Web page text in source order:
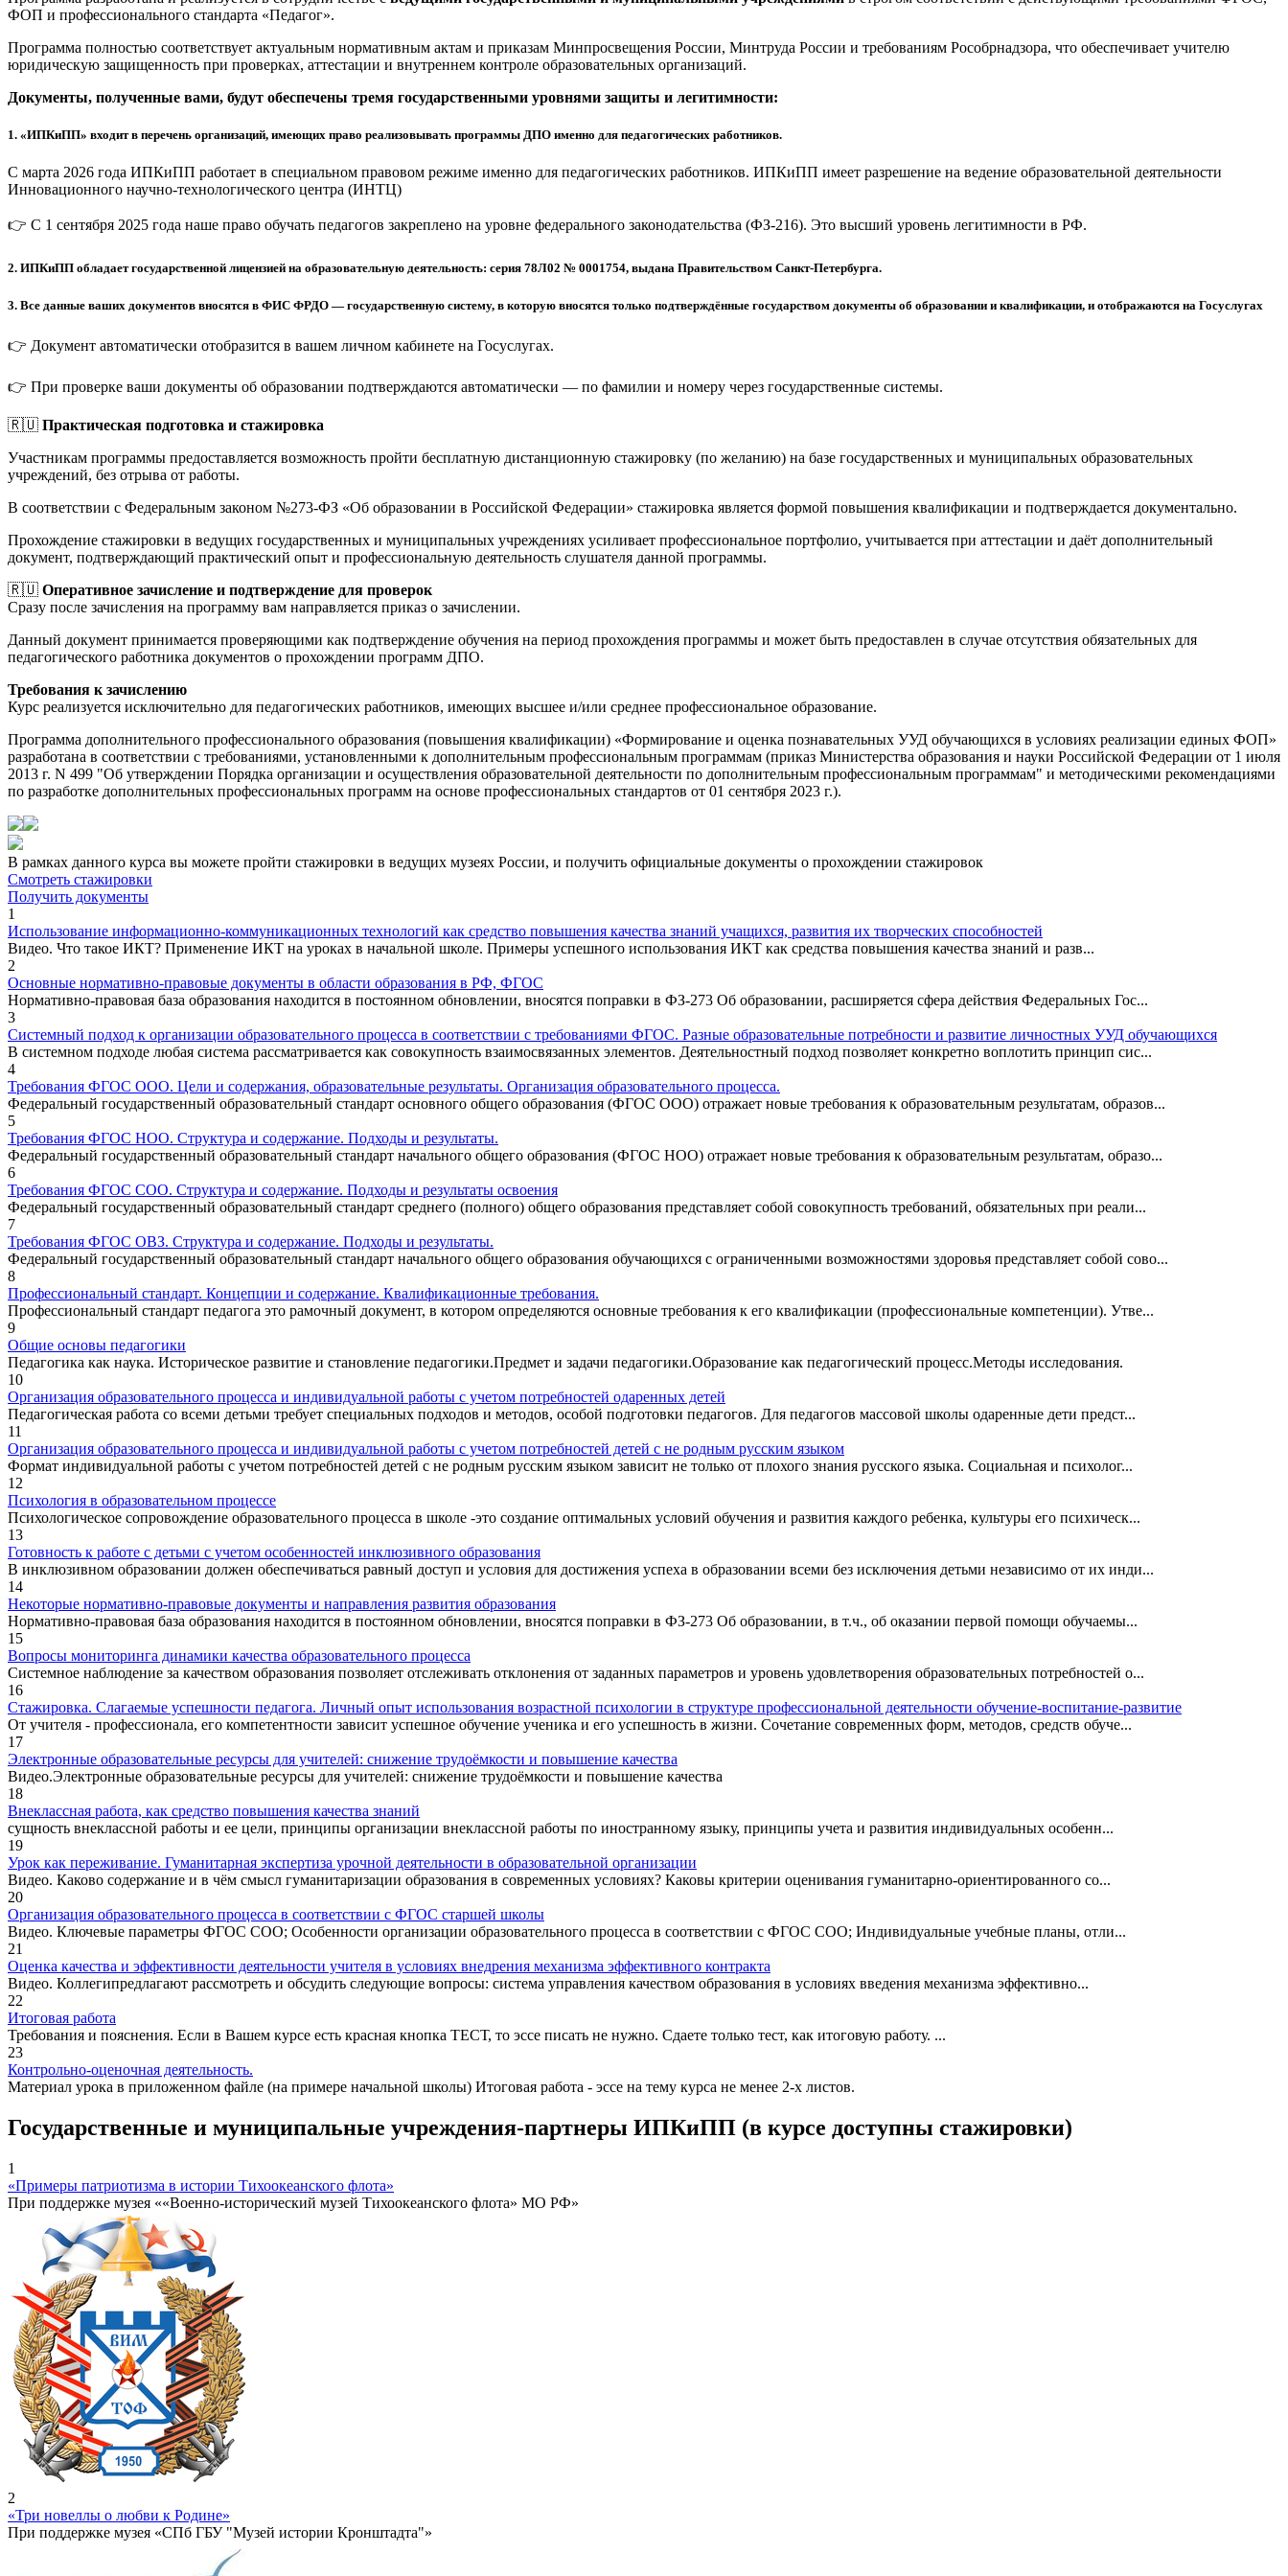
ФОП и профессионального стандарта «Педагог».
Программа полностью соответствует актуальным нормативным актам и приказам Минпросвещения России, Минтруда России и требованиям Рособрнадзора, что обеспечивает учителю
юридическую защищенность при проверках, аттестации и внутреннем контроле образовательных организаций.
Документы, полученные вами, будут обеспечены тремя государственными уровнями защиты и легитимности:
1. «ИПКиПП» входит в перечень организаций, имеющих право реализовывать программы ДПО именно для педагогических работников.
С марта 2026 года ИПКиПП работает в специальном правовом режиме именно для педагогических работников. ИПКиПП имеет разрешение на ведение образовательной деятельности
Инновационного научно-технологического центра (ИНТЦ)
👉 С 1 сентября 2025 года наше право обучать педагогов закреплено на уровне федерального законодательства (ФЗ-216). Это высший уровень легитимности в РФ.
2. ИПКиПП обладает государственной лицензией на образовательную деятельность: серия 78Л02 № 0001754, выдана Правительством Санкт-Петербурга.
3. Все данные ваших документов вносятся в ФИС ФРДО — государственную систему, в которую вносятся только подтверждённые государством документы об образовании и квалификации, и отображаются на Госуслугах
👉 Документ автоматически отобразится в вашем личном кабинете на Госуслугах.
👉 При проверке ваши документы об образовании подтверждаются автоматически — по фамилии и номеру через государственные системы.
🇷🇺 Практическая подготовка и стажировка
Участникам программы предоставляется возможность пройти бесплатную дистанционную стажировку (по желанию) на базе государственных и муниципальных образовательных
учреждений, без отрыва от работы.
В соответствии с Федеральным законом №273-ФЗ «Об образовании в Российской Федерации» стажировка является формой повышения квалификации и подтверждается документально.
Прохождение стажировки в ведущих государственных и муниципальных учреждениях усиливает профессиональное портфолио, учитывается при аттестации и даёт дополнительный
документ, подтверждающий практический опыт и профессиональную деятельность слушателя данной программы.
🇷🇺 Оперативное зачисление и подтверждение для проверок
Сразу после зачисления на программу вам направляется приказ о зачислении.
Данный документ принимается проверяющими как подтверждение обучения на период прохождения программы и может быть предоставлен в случае отсутствия обязательных для
педагогического работника документов о прохождении программ ДПО.
Требования к зачислению
Курс реализуется исключительно для педагогических работников, имеющих высшее и/или среднее профессиональное образование.
Программа дополнительного профессионального образования (повышения квалификации) «Формирование и оценка познавательных УУД обучающихся в условиях реализации единых ФОП»
разработана в соответствии с требованиями, установленными к дополнительным профессиональным программам (приказ Министерства образования и науки Российской Федерации от 1 июля
2013 г. N 499 "Об утверждении Порядка организации и осуществления образовательной деятельности по дополнительным профессиональным программам" и методическими рекомендациями
по разработке дополнительных профессиональных программ на основе профессиональных стандартов от 01 сентября 2023 г.).
В рамках данного курса вы можете пройти стажировки в ведущих музеях России, и получить официальные документы о прохождении стажировок
Смотреть стажировки
Получить документы
1
Использование информационно-коммуникационных технологий как средство повышения качества знаний учащихся, развития их творческих способностей
Видео. Что такое ИКТ? Применение ИКТ на уроках в начальной школе. Примеры успешного использования ИКТ как средства повышения качества знаний и разв...
2
Основные нормативно-правовые документы в области образования в РФ, ФГОС
Нормативно-правовая база образования находится в постоянном обновлении, вносятся поправки в ФЗ-273 Об образовании, расширяется сфера действия Федеральных Гос...
3
Системный подход к организации образовательного процесса в соответствии с требованиями ФГОС. Разные образовательные потребности и развитие личностных УУД обучающихся
В системном подходе любая система рассматривается как совокупность взаимосвязанных элементов. Деятельностный подход позволяет конкретно воплотить принцип сис...
4
Требования ФГОС ООО. Цели и содержания, образовательные результаты. Организация образовательного процесса.
Федеральный государственный образовательный стандарт основного общего образования (ФГОС ООО) отражает новые требования к образовательным результатам, образов...
5
Требования ФГОС НОО. Структура и содержание. Подходы и результаты.
Федеральный государственный образовательный стандарт начального общего образования (ФГОС НОО) отражает новые требования к образовательным результатам, образо...
6
Требования ФГОС СОО. Структура и содержание. Подходы и результаты освоения
Федеральный государственный образовательный стандарт среднего (полного) общего образования представляет собой совокупность требований, обязательных при реали...
7
Требования ФГОС ОВЗ. Структура и содержание. Подходы и результаты.
Федеральный государственный образовательный стандарт начального общего образования обучающихся с ограниченными возможностями здоровья представляет собой сово...
8
Профессиональный стандарт. Концепции и содержание. Квалификационные требования.
Профессиональный стандарт педагога это рамочный документ, в котором определяются основные требования к его квалификации (профессиональные компетенции). Утве...
9
Общие основы педагогики
Педагогика как наука. Историческое развитие и становление педагогики.Предмет и задачи педагогики.Образование как педагогический процесс.Методы исследования.
10
Организация образовательного процесса и индивидуальной работы с учетом потребностей одаренных детей
Педагогическая работа со всеми детьми требует специальных подходов и методов, особой подготовки педагогов. Для педагогов массовой школы одаренные дети предст...
11
Организация образовательного процесса и индивидуальной работы с учетом потребностей детей с не родным русским языком
Формат индивидуальной работы с учетом потребностей детей с не родным русским языком зависит не только от плохого знания русского языка. Социальная и психолог...
12
Психология в образовательном процессе
Психологическое сопровождение образовательного процесса в школе -это создание оптимальных условий обучения и развития каждого ребенка, культуры его психическ...
13
Готовность к работе с детьми с учетом особенностей инклюзивного образования
В инклюзивном образовании должен обеспечиваться равный доступ и условия для достижения успеха в образовании всеми без исключения детьми независимо от их инди...
14
Некоторые нормативно-правовые документы и направления развития образования
Нормативно-правовая база образования находится в постоянном обновлении, вносятся поправки в ФЗ-273 Об образовании, в т.ч., об оказании первой помощи обучаемы...
15
Вопросы мониторинга динамики качества образовательного процесса
Системное наблюдение за качеством образования позволяет отслеживать отклонения от заданных параметров и уровень удовлетворения образовательных потребностей о...
16
Стажировка. Слагаемые успешности педагога. Личный опыт использования возрастной психологии в структуре профессиональной деятельности обучение-воспитание-развитие
От учителя - профессионала, его компетентности зависит успешное обучение ученика и его успешность в жизни. Сочетание современных форм, методов, средств обуче...
17
Электронные образовательные ресурсы для учителей: снижение трудоёмкости и повышение качества
Видео.Электронные образовательные ресурсы для учителей: снижение трудоёмкости и повышение качества
18
Внеклассная работа, как средство повышения качества знаний
сущность внеклассной работы и ее цели, принципы организации внеклассной работы по иностранному языку, принципы учета и развития индивидуальных особенн...
19
Урок как переживание. Гуманитарная экспертиза урочной деятельности в образовательной организации
Видео. Каково содержание и в чём смысл гуманитаризации образования в современных условиях? Каковы критерии оценивания гуманитарно-ориентированного со...
20
Организация образовательного процесса в соответствии с ФГОС старшей школы
Видео. Ключевые параметры ФГОС СОО; Особенности организации образовательного процесса в соответствии с ФГОС СОО; Индивидуальные учебные планы, отли...
21
Оценка качества и эффективности деятельности учителя в условиях внедрения механизма эффективного контракта
Видео. Коллегипредлагают рассмотреть и обсудить следующие вопросы: система управления качеством образования в условиях введения механизма эффективно...
22
Итоговая работа
Требования и пояснения. Если в Вашем курсе есть красная кнопка ТЕСТ, то эссе писать не нужно. Сдаете только тест, как итоговую работу. ...
23
Контрольно-оценочная деятельность.
Материал урока в приложенном файле (на примере начальной школы) Итоговая работа - эссе на тему курса не менее 2-х листов.
Государственные и муниципальные учреждения-партнеры ИПКиПП (в курсе доступны стажировки)
1
«Примеры патриотизма в истории Тихоокеанского флота»
При поддержке музея ««Военно-исторический музей Тихоокеанского флота» МО РФ»
2
«Три новеллы о любви к Родине»
При поддержке музея «СПб ГБУ "Музей истории Кронштадта"»